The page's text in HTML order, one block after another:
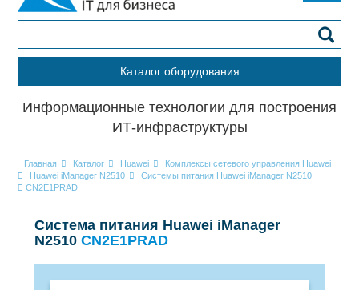
Каталог оборудования
Информационные технологии для построения
ИТ-инфраструктуры
Главная Каталог Huawei
Комплексы сетевого управления Huawei
Huawei iManager N2510
Системы питания Huawei iManager N2510
CN2E1PRAD
Система питания Huawei iManager
N2510 CN2E1PRAD